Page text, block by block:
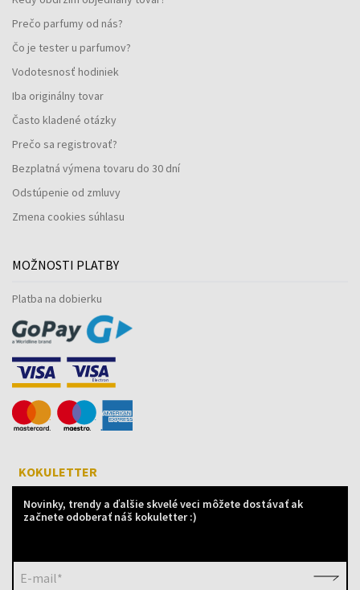
Prečo parfumy od nás?
Čo je tester u parfumov?
Vodotesnosť hodiniek
Iba originálny tovar
Často kladené otázky
Prečo sa registrovať?
Bezplatná výmena tovaru do 30 dní
Odstúpenie od zmluvy
Zmena cookies súhlasu
MOŽNOSTI PLATBY
Platba na dobierku
KOKULETTER
Novinky, trendy a ďalšie skvelé veci môžete dostávať ak
začnete odoberať náš kokuletter :)
E-mail*